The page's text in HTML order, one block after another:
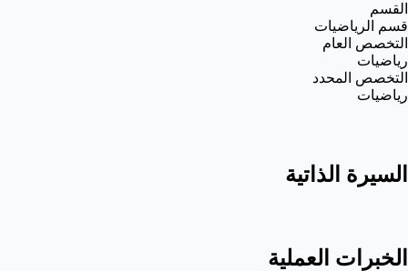
القسم
قسم الرياضيات
التخصص العام
رياضيات
التخصص المحدد
رياضيات
السيرة الذاتية
الخبرات العملية